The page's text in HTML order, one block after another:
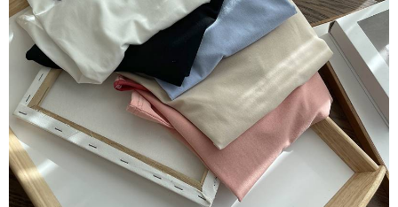
【Nota Penting】
1. Perkhidmatan ini disediakan oleh "Taiwan Mobile Co., Ltd." untuk
membolehkan pengguna membeli produk atau perkhidmatan melalui
perkhidmatan ini semasa transaksi, dan kedai akan menyerahkan hak
tuntutan harga jual/beli ansuran kepada syarikat ini untuk membayar bil
menggunakan bil syarikat ini.
2. Berdasarkan tujuan kontrak persetujuan pembayaran menggunakan
"Pembayaran Ansuran Gogo", kedai akan memberikan maklumat peribadi
anda (termasuk nama, telefon atau alamat) kepada Taiwan Mobile untuk
pengumpulan, pemprosesan dan penggunaan, untuk pengesahan,
semakan dan pembetulan data yang diperlukan untuk bil ansuran oleh
Taiwan Mobile.